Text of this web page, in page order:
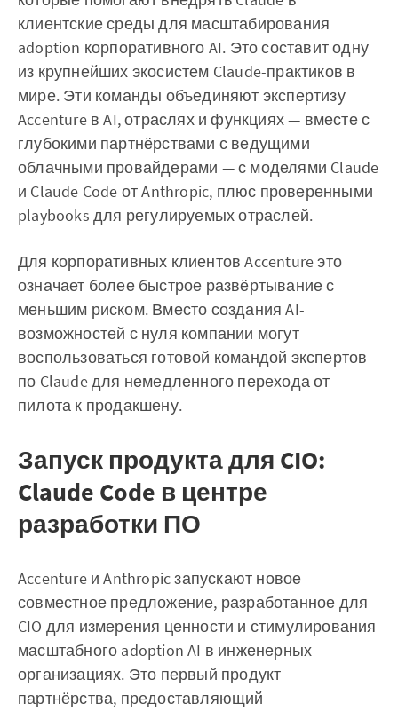
клиентские среды для масштабирования
adoption корпоративного AI. Это составит одну
из крупнейших экосистем Claude-практиков в
мире. Эти команды объединяют экспертизу
Accenture в AI, отраслях и функциях — вместе с
глубокими партнёрствами с ведущими
облачными провайдерами — с моделями Claude
и Claude Code от Anthropic, плюс проверенными
playbooks для регулируемых отраслей.
Для корпоративных клиентов Accenture это
означает более быстрое развёртывание с
меньшим риском. Вместо создания AI-
возможностей с нуля компании могут
воспользоваться готовой командой экспертов
по Claude для немедленного перехода от
пилота к продакшену.
Запуск продукта для CIO:
Claude Code в центре
разработки ПО
Accenture и Anthropic запускают новое
совместное предложение, разработанное для
CIO для измерения ценности и стимулирования
масштабного adoption AI в инженерных
организациях. Это первый продукт
партнёрства, предоставляющий